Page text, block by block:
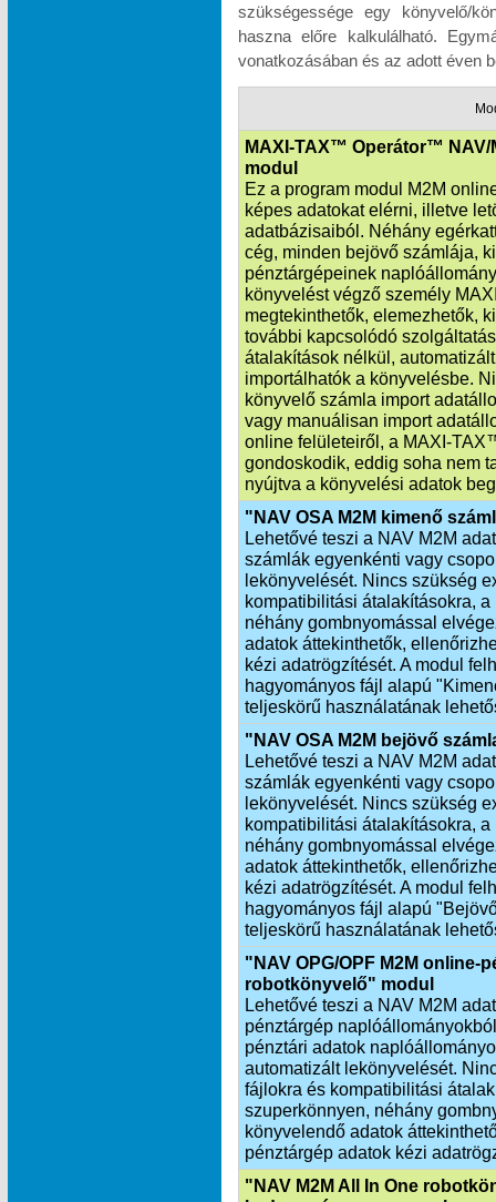
szükségessége egy könyvelő/
haszna előre kalkulálható.
vonatkozásában és az adott éven
MAXI-TAX™ Operátor™ NAV/
modul
Ez a program modul M2M
képes adatokat elérni, illetve
adatbázisaiból. Néhány
cég, minden bejövő számlája,
pénztárgépeinek
könyvelést végző személy
megtekinthetők, elemezhetők,
további kapcsolódó
átalakítások nélkül,
importálhatók a könyvelésbe.
könyvelő számla import
vagy manuálisan import
online felületeiről, a
gondoskodik, eddig soha nem
nyújtva a könyvelési adatok
"NAV OSA M2M kimenő
Lehetővé teszi a NAV M2M
számlák egyenkénti vagy
lekönyvelését. Nincs szükség
kompatibilitási átalakításokra,
néhány gombnyomással
adatok áttekinthetők,
kézi adatrögzítését. A modul
hagyományos fájl alapú
teljeskörű használatának
"NAV OSA M2M bejövő
Lehetővé teszi a NAV M2M
számlák egyenkénti vagy
lekönyvelését. Nincs szükség
kompatibilitási átalakításokra,
néhány gombnyomással
adatok áttekinthetők,
kézi adatrögzítését. A modul
hagyományos fájl alapú
teljeskörű használatának
"NAV OPG/OPF M2M online-
robotkönyvelő" modul
Lehetővé teszi a NAV M2M
pénztárgép
pénztári adatok
automatizált lekönyvelését.
fájlokra és kompatibilitási
szuperkönnyen, néhány
könyvelendő adatok
pénztárgép adatok kézi
"NAV M2M All In One